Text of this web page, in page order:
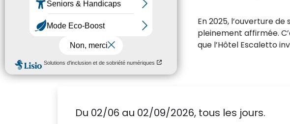
En 2025, l’ouverture
pleinement affirmée.
que l’Hôtel Escaletto
Du 02/06 au 02/09/2026, tous les jours.